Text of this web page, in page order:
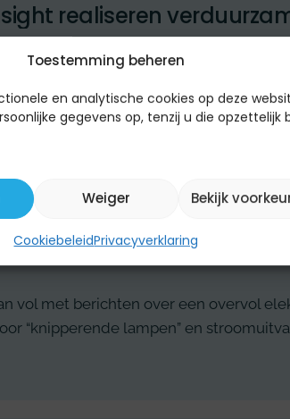
Toestemming beheren
en analytische cookies op deze
gegevens op, tenzij u die opzettelijk
Weiger Bekijk
CookiebeleidPrivacyverklaring
realiseren
marktleider op het gebied van
inzicht door middel van software,
zit vol! Of toch niet?
vol met berichten over een overvol
“knipperende lampen” en